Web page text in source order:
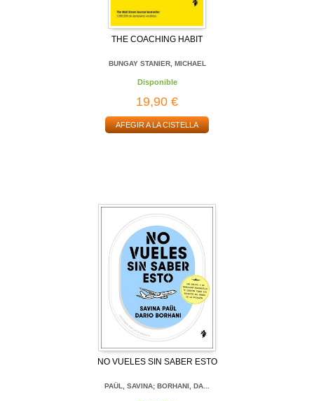
THE COACHING HABIT
BUNGAY STANIER, MICHAEL
Disponible
19,90 €
AFEGIR A LA CISTELLA
NO VUELES SIN SABER ESTO
PAÜL, SAVINA; BORHANI, DA...